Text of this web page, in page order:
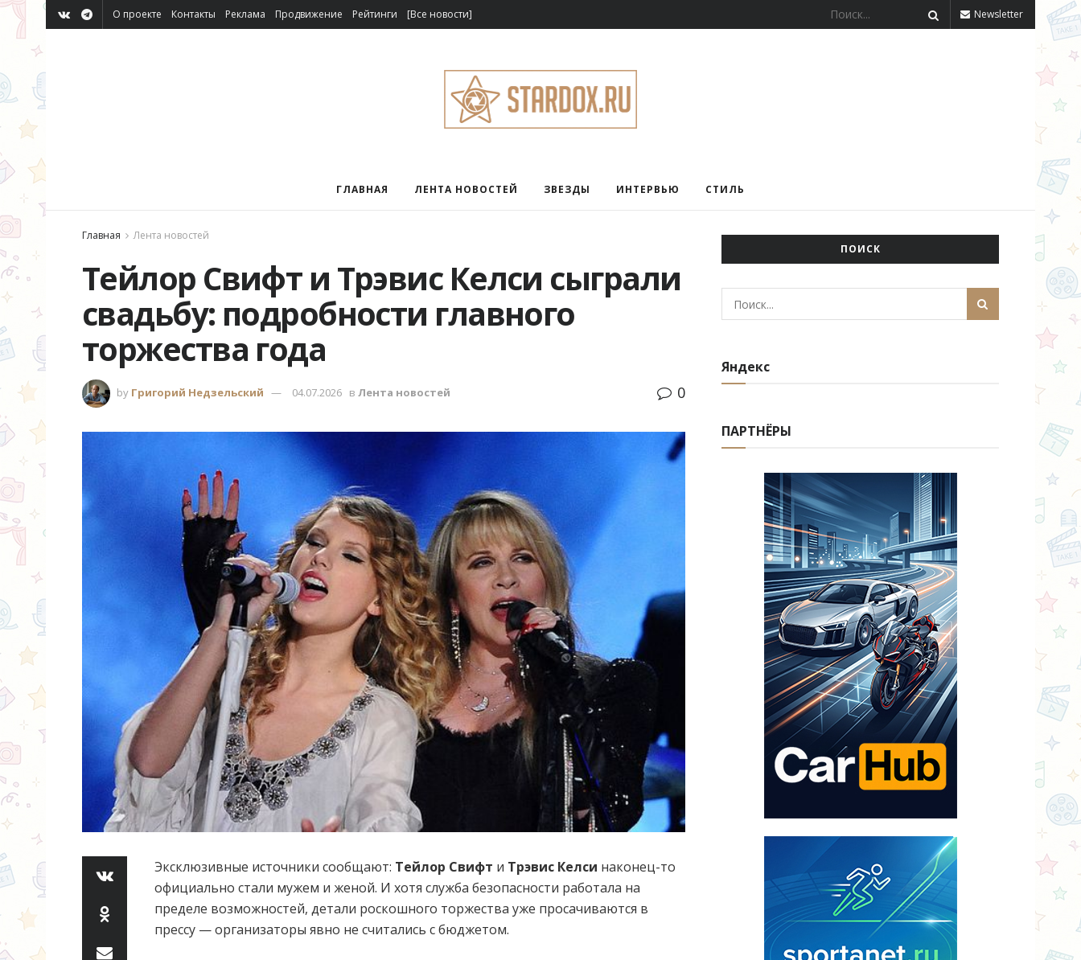
О проекте Контакты Реклама Продвижение Рейтинги [Все новости] Newsletter
ГЛАВНАЯ ЛЕНТА НОВОСТЕЙ ЗВЕЗДЫ ИНТЕРВЬЮ СТИЛЬ
Главная Лента новостей
Тейлор Свифт и Трэвис Келси сыграли
свадьбу: подробности главного
торжества года
by Григорий Недзельский 04.07.2026 в Лента новостей 0
Эксклюзивные источники сообщают: Тейлор Свифт и Трэвис Келси наконец-то
официально стали мужем и женой. И хотя служба безопасности работала на
пределе возможностей, детали роскошного торжества уже просачиваются в
прессу — организаторы явно не считались с бюджетом.
ПОИСК
Яндекс
ПАРТНЁРЫ